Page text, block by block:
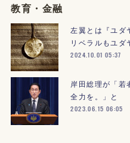
教育・金融
左翼とは『ユダ
リベラルもユダ
2024.10.01 05:37
岸田総理が「若
全力を。」と
2023.06.15 06:05